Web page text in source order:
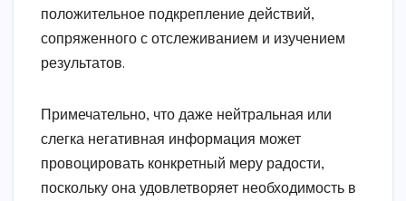
положительное подкрепление действий,
сопряженного с отслеживанием и изучением
результатов.
Примечательно, что даже нейтральная или
слегка негативная информация может
провоцировать конкретный меру радости,
поскольку она удовлетворяет необходимость в